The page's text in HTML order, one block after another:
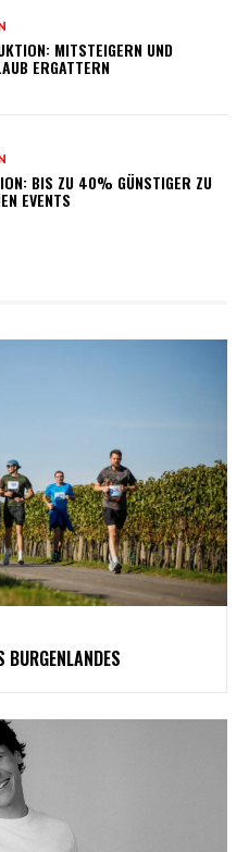
MITSTEIGERN UND
ERGATTERN
BIS ZU 40% GÜNSTIGER ZU
EVENTS
BURGENLANDES